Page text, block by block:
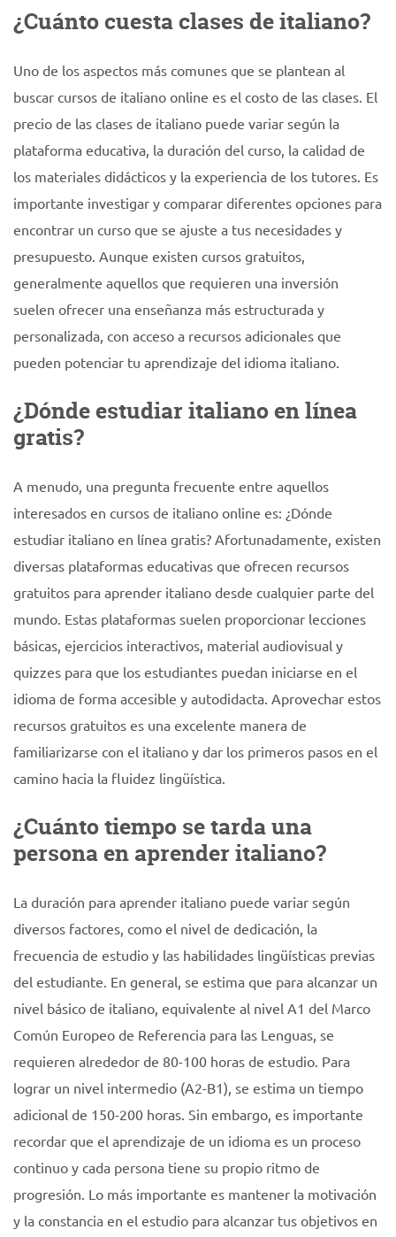
¿Cuánto cuesta clases de italiano?
Uno de los aspectos más comunes que se plantean al
buscar cursos de italiano online es el costo de las clases. El
precio de las clases de italiano puede variar según la
plataforma educativa, la duración del curso, la calidad de
los materiales didácticos y la experiencia de los tutores. Es
importante investigar y comparar diferentes opciones para
encontrar un curso que se ajuste a tus necesidades y
presupuesto. Aunque existen cursos gratuitos,
generalmente aquellos que requieren una inversión
suelen ofrecer una enseñanza más estructurada y
personalizada, con acceso a recursos adicionales que
pueden potenciar tu aprendizaje del idioma italiano.
¿Dónde estudiar italiano en línea
gratis?
A menudo, una pregunta frecuente entre aquellos
interesados en cursos de italiano online es: ¿Dónde
estudiar italiano en línea gratis? Afortunadamente, existen
diversas plataformas educativas que ofrecen recursos
gratuitos para aprender italiano desde cualquier parte del
mundo. Estas plataformas suelen proporcionar lecciones
básicas, ejercicios interactivos, material audiovisual y
quizzes para que los estudiantes puedan iniciarse en el
idioma de forma accesible y autodidacta. Aprovechar estos
recursos gratuitos es una excelente manera de
familiarizarse con el italiano y dar los primeros pasos en el
camino hacia la fluidez lingüística.
¿Cuánto tiempo se tarda una
persona en aprender italiano?
La duración para aprender italiano puede variar según
diversos factores, como el nivel de dedicación, la
frecuencia de estudio y las habilidades lingüísticas previas
del estudiante. En general, se estima que para alcanzar un
nivel básico de italiano, equivalente al nivel A1 del Marco
Común Europeo de Referencia para las Lenguas, se
requieren alrededor de 80-100 horas de estudio. Para
lograr un nivel intermedio (A2-B1), se estima un tiempo
adicional de 150-200 horas. Sin embargo, es importante
recordar que el aprendizaje de un idioma es un proceso
continuo y cada persona tiene su propio ritmo de
progresión. Lo más importante es mantener la motivación
y la constancia en el estudio para alcanzar tus objetivos en